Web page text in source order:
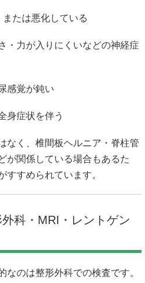
たは悪化している
・力が入りにくいなどの神経症
感覚が鈍い
身症状を伴う
なく、椎間板ヘルニア・脊柱管
が関係している場合もあるた
すすめられています。
科・MRI・レントゲン
なのは整形外科での検査です。